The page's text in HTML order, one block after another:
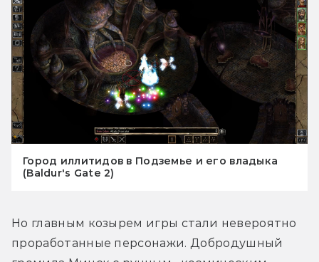
Город иллитидов в Подземье и его владыка
(Baldur's Gate 2)
Но главным козырем игры стали невероятно
проработанные персонажи. Добродушный